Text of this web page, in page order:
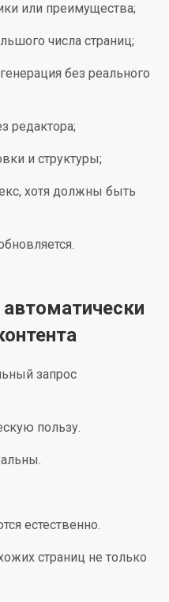
или преимущества;
числа страниц;
без реального
редактора;
и структуры;
хотя должны быть
запрос
пользу.
естественно.
страниц не только